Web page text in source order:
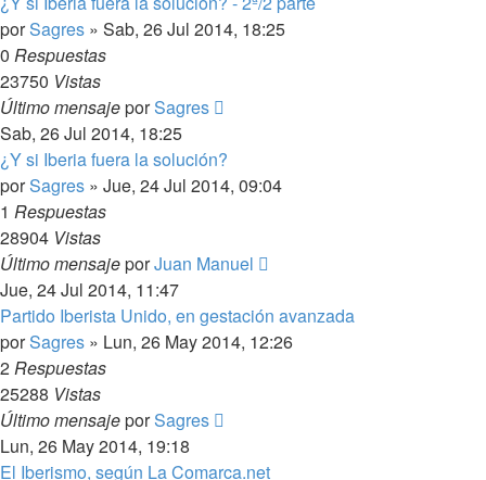
porSagres » Sab, 26 Jul 2014, 18:25
0 Respuestas
23750 Vistas
Último mensajeporSagres
Sab, 26 Jul 2014, 18:25
¿Y si Iberia fuera la solución?
porSagres » Jue, 24 Jul 2014, 09:04
1 Respuestas
28904 Vistas
Último mensajeporJuan Manuel
Jue, 24 Jul 2014, 11:47
Partido Iberista Unido, en gestación avanzada
porSagres » Lun, 26 May 2014, 12:26
2Respuestas
25288 Vistas
Último mensajeporSagres
Lun, 26 May 2014, 19:18
El Iberismo, según La Comarca.net